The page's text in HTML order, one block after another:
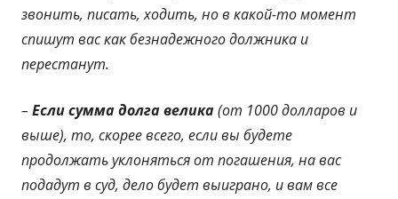
звонить, писать, ходить, но в какой-то момент
спишут вас как безнадежного должника и
перестанут.
– Если сумма долга велика(от 1000 долларов и
выше), то, скорее всего, если вы будете
продолжать уклоняться от погашения, на вас
подадут в суд, дело будет выиграно, и вам все